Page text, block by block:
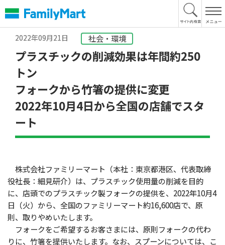
文
へ
2022年09月21日
社会・環境
プラスチックの削減効果は年間約250
トン
フォークから竹箸の提供に変更
2022年10月4日から全国の店舗でスタ
ート
株式会社ファミリーマート（本社：東京都港区、代表取締
役社長：細見研介）は、プラスチック使用量の削減を目的
に、店頭でのプラスチック製フォークの提供を、2022年10月4
日（火）から、全国のファミリーマート約16,600店で、原
則、 取りやめいたします。
フォークをご希望するお客さまには、原則フォークの代わ
りに、竹箸を提供いたします。なお、スプーンについては、こ